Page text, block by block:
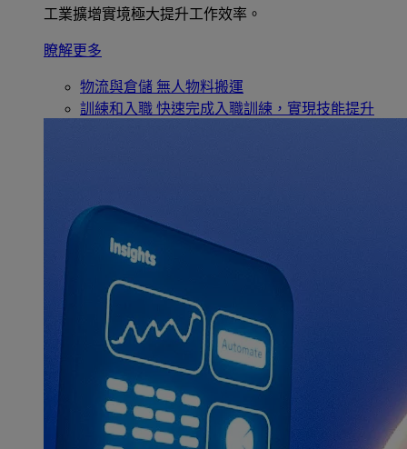
工業擴增實境極大提升工作效率。
瞭解更多
物流與倉儲 無人物料搬運
訓練和入職 快速完成入職訓練，實現技能提升